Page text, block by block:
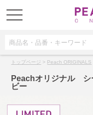
t
o
a
o
トップページ > Peach ORIGINALS
Peachオリジナル
ビー